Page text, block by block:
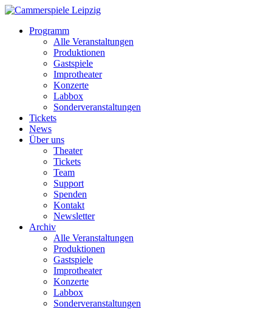
Programm
Alle Veranstaltungen
Produktionen
Gastspiele
Improtheater
Konzerte
Labbox
Sonderveranstaltungen
Tickets
News
Über uns
Theater
Tickets
Team
Support
Spenden
Kontakt
Newsletter
Archiv
Alle Veranstaltungen
Produktionen
Gastspiele
Improtheater
Konzerte
Labbox
Sonderveranstaltungen